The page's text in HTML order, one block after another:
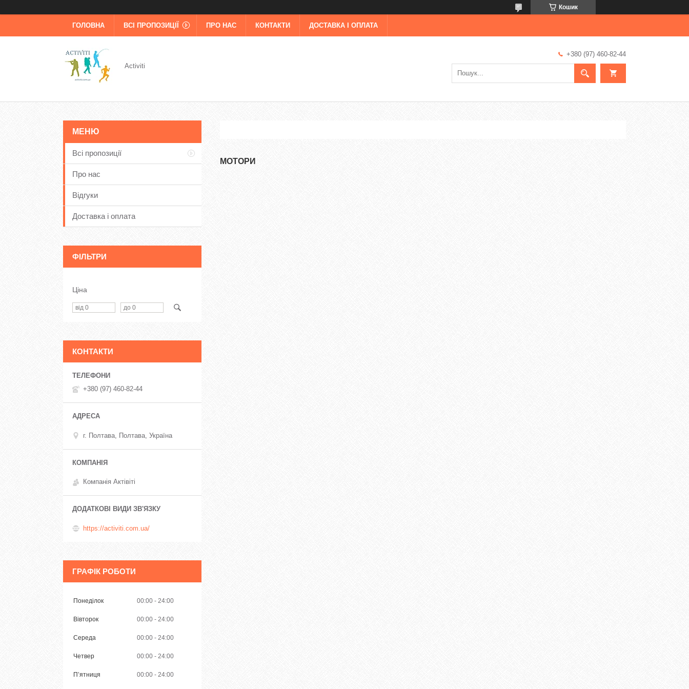
Кошик
ГОЛОВНА ВСІ ПРОПОЗИЦІЇ ПРО НАС КОНТАКТИ ДОСТАВКА І ОПЛАТА
Activiti
+380 (97) 460-82-44
МОТОРИ
Всі пропозиції
Про нас
Відгуки
Доставка і оплата
ФІЛЬТРИ
Ціна
КОНТАКТИ
+380 (97) 460-82-44
г. Полтава, Полтава, Україна
Компанія Актівіті
https://activiti.com.ua/
ГРАФІК РОБОТИ
Понеділок 00:00 24:00
Вівторок 00:00 24:00
Середа 00:00 24:00
Четвер 00:00 24:00
Пʼятниця 00:00 24:00